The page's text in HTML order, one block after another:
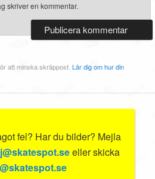
skriver en kommentar.
att minska skräppost.Lär dig om hur din
fel? Har du bilder? Mejla
eller skicka
@skatespot.se